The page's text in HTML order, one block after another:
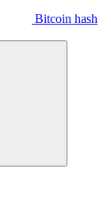
Bitcoin hash